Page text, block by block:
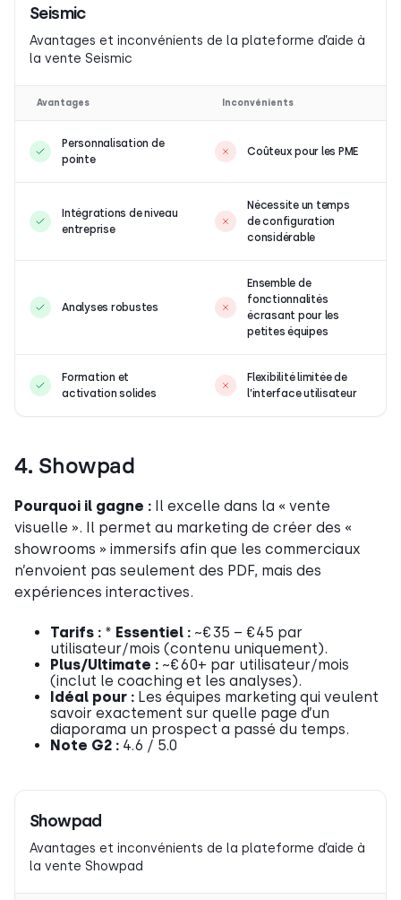
Seismic
Avantages et inconvénients de la plateforme d’aide à
la vente Seismic
Avantages Inconvénients
Personnalisation de
pointe
Coûteux pour les PME
Intégrations de niveau
entreprise
Nécessite un temps
de configuration
considérable
Analyses robustes
Ensemble de
fonctionnalités
écrasant pour les
petites équipes
Formation et
activation solides
Flexibilité limitée de
l’interface utilisateur
4. Showpad
Pourquoi il gagne : Il excelle dans la « vente
visuelle ». Il permet au marketing de créer des «
showrooms » immersifs afin que les commerciaux
n’envoient pas seulement des PDF, mais des
expériences interactives.
Tarifs : * Essentiel : ~€35 – €45 par
utilisateur/mois (contenu uniquement).
Plus/Ultimate : ~€60+ par utilisateur/mois
(inclut le coaching et les analyses).
Idéal pour : Les équipes marketing qui veulent
savoir exactement sur quelle page d’un
diaporama un prospect a passé du temps.
Note G2 : 4.6 / 5.0
Showpad
Avantages et inconvénients de la plateforme d’aide à
la vente Showpad